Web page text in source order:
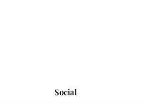
Social